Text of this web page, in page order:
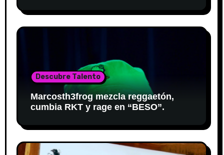
Descubre Talento
Marcosth3frog mezcla reggaetón,
cumbia RKT y rage en “BESO”.